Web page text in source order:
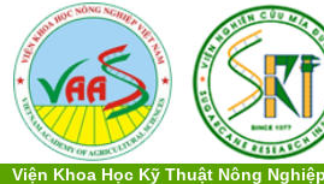
Viện Khoa Học Kỹ Thuật Nông